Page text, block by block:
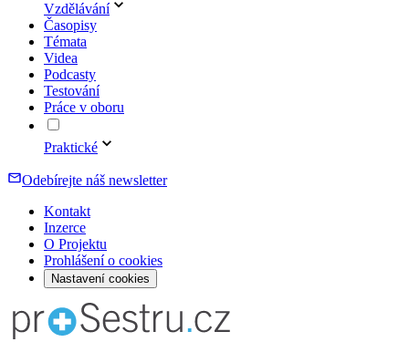
Vzdělávání
Časopisy
Témata
Videa
Podcasty
Testování
Práce v oboru
Praktické
Odebírejte náš newsletter
Kontakt
Inzerce
O Projektu
Prohlášení o cookies
Nastavení cookies